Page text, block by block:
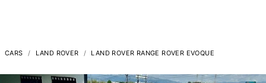
CARS LAND ROVER LAND ROVER RANGE ROVER EVOQUE